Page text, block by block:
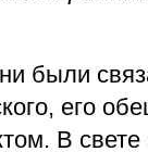
были
его
В свете